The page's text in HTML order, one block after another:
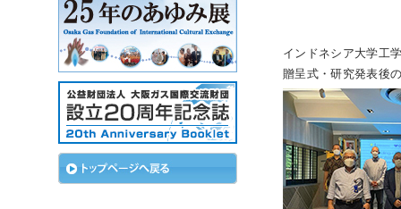
インドネシア大学工
贈呈式・研究発表後